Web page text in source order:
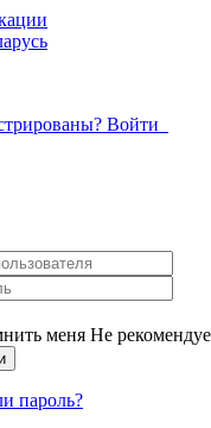
Войти
меня Не
пароль?